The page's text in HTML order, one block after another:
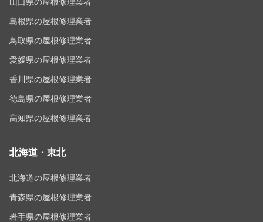
島根県の屋根修理業者
鳥取県の屋根修理業者
愛媛県の屋根修理業者
香川県の屋根修理業者
徳島県の屋根修理業者
高知県の屋根修理業者
北海道・東北
北海道の屋根修理業者
青森県の屋根修理業者
岩手県の屋根修理業者